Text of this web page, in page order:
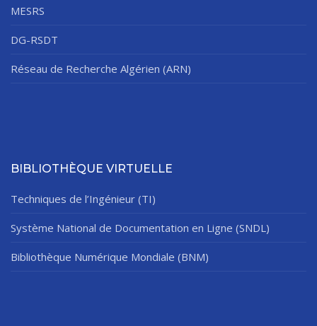
MESRS
DG-RSDT
Réseau de Recherche Algérien (ARN)
BIBLIOTHÈQUE VIRTUELLE
Techniques de l’Ingénieur (TI)
Système National de Documentation en Ligne (SNDL)
Bibliothèque Numérique Mondiale (BNM)